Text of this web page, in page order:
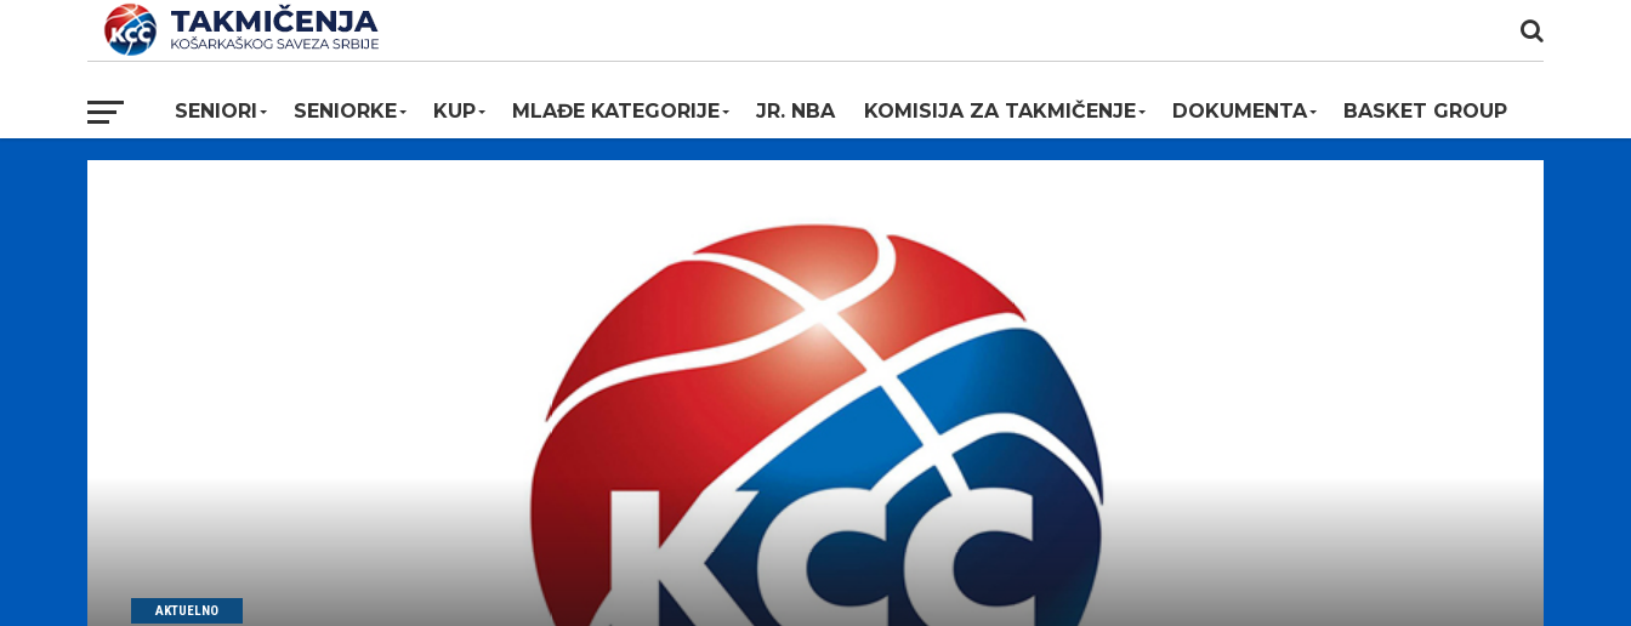
SENIORI SENIORKE KUP MLAĐE KATEGORIJE JR. NBA KOMISIJA ZA TAKMIČENJE DOKUMENTA BASKET GROUP
AKTUELNO